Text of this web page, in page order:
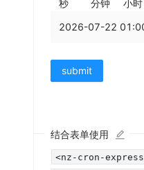
秒 分钟 小时
2026-07-22
submit
结合表单使用
<nz-cron-